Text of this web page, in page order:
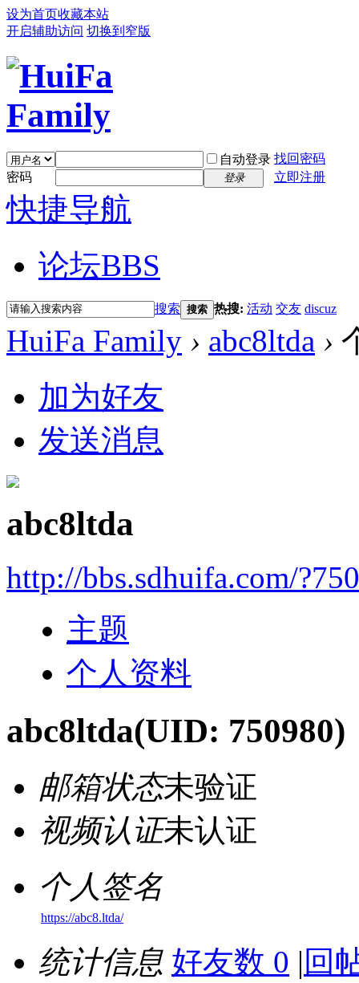
设为首页收藏本站
开启辅助访问 切换到窄版
自动登录 找回密码
密码
登录 立即注册
快捷导航
论坛BBS
搜索 搜索 热搜: 活动 交友 discuz
HuiFa Family › abc8ltda ›
加为好友
发送消息
abc8ltda
http://bbs.sdhuifa.com/
主题
个人资料
abc8ltda(UID: 750980)
邮箱状态未验证
视频认证未认证
个人签名
https://abc8.ltda/
统计信息 好友数 0 | 回